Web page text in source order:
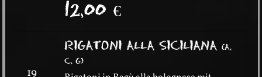
12,00€
19
RIGATONI ALLA SICILIANA(A,
C, G)